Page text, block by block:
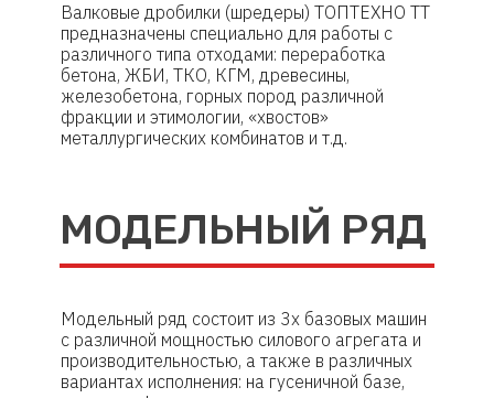
Валковые дробилки (шредеры) ТОПТЕХНО ТТ
предназначены специально для работы с
различного типа отходами: переработка
бетона, ЖБИ, ТКО, КГМ, древесины,
железобетона, горных пород различной
фракции и этимологии, «хвостов»
металлургических комбинатов и т.д.
МОДЕЛЬНЫЙ РЯД
Модельный ряд состоит из 3х базовых машин
с различной мощностью силового агрегата и
производительностью, а также в различных
вариантах исполнения: на гусеничной базе,